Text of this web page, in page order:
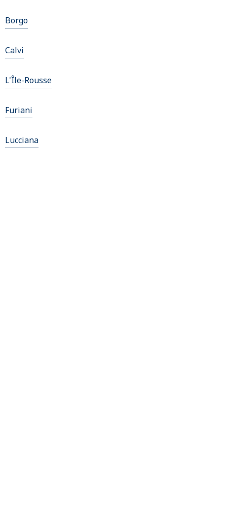
Borgo
Calvi
L'Île-Rousse
Furiani
Lucciana